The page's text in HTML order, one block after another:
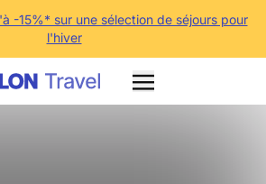
-15%* sur une sélection de séjours pour
l'hiver